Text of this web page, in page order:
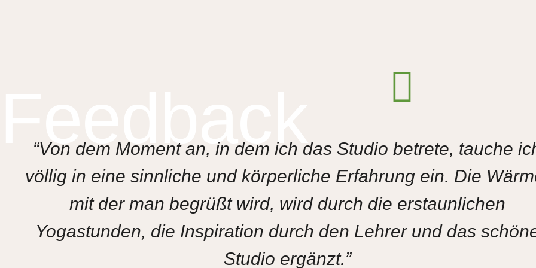
“Von dem Moment an, in dem ich das Studio betrete, tauche
völlig in eine sinnliche und körperliche Erfahrung ein. Die
mit der man begrüßt wird, wird durch die erstaunlichen
Yogastunden, die Inspiration durch den Lehrer und das
Studio ergänzt.”